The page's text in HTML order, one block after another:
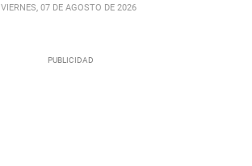
VIERNES, 07 DE AGOSTO DE 2026